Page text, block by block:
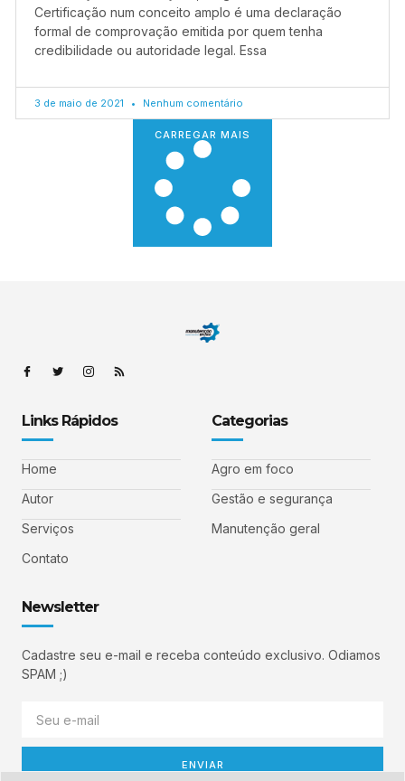
Certificação num conceito amplo é uma declaração
formal de comprovação emitida por quem tenha
credibilidade ou autoridade legal. Essa
3 de maio de 2021 Nenhum comentário
CARREGAR MAIS
Links Rápidos
Home
Autor
Serviços
Contato
Categorias
Agro em foco
Gestão e segurança
Manutenção geral
Newsletter
Cadastre seu e-mail e receba conteúdo exclusivo. Odiamos
SPAM ;)
ENVIAR